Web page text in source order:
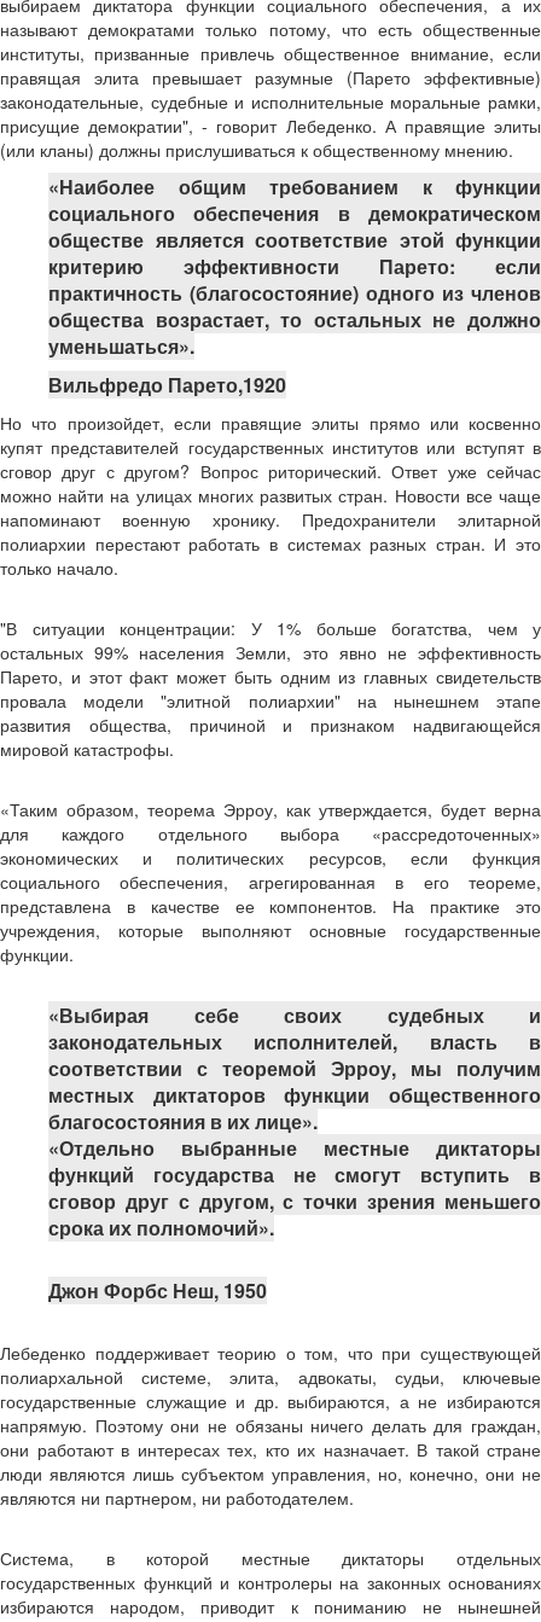
называют демократами только потому, что есть общественные
институты, призванные привлечь общественное внимание, если
правящая элита превышает разумные (Парето эффективные)
законодательные, судебные и исполнительные моральные рамки,
присущие демократии", - говорит Лебеденко. А правящие элиты
(или кланы) должны прислушиваться к общественному мнению.
«Наиболее общим требованием к функции
социального обеспечения в демократическом
обществе является соответствие этой функции
критерию эффективности Парето: если
практичность (благосостояние) одного из членов
общества возрастает, то остальных не должно
уменьшаться».
Вильфредо Парето,1920
Но что произойдет, если правящие элиты прямо или косвенно
купят представителей государственных институтов или вступят в
сговор друг с другом? Вопрос риторический. Ответ уже сейчас
можно найти на улицах многих развитых стран. Новости все чаще
напоминают военную хронику. Предохранители элитарной
полиархии перестают работать в системах разных стран. И это
только начало.
"В ситуации концентрации: У 1% больше богатства, чем у
остальных 99% населения Земли, это явно не эффективность
Парето, и этот факт может быть одним из главных свидетельств
провала модели "элитной полиархии" на нынешнем этапе
развития общества, причиной и признаком надвигающейся
мировой катастрофы.
«Таким образом, теорема Эрроу, как утверждается, будет верна
для каждого отдельного выбора «рассредоточенных»
экономических и политических ресурсов, если функция
социального обеспечения, агрегированная в его теореме,
представлена в качестве ее компонентов. На практике это
учреждения, которые выполняют основные государственные
функции.
«Выбирая себе своих судебных и
законодательных исполнителей, власть в
соответствии с теоремой Эрроу, мы получим
местных диктаторов функции общественного
благосостояния в их лице».
«Отдельно выбранные местные диктаторы
функций государства не смогут вступить в
сговор друг с другом, с точки зрения меньшего
срока их полномочий».
Джон Форбс Неш, 1950
Лебеденко поддерживает теорию о том, что при существующей
полиархальной системе, элита, адвокаты, судьи, ключевые
государственные служащие и др. выбираются, а не избираются
напрямую. Поэтому они не обязаны ничего делать для граждан,
они работают в интересах тех, кто их назначает. В такой стране
люди являются лишь субъектом управления, но, конечно, они не
являются ни партнером, ни работодателем.
Система, в которой местные диктаторы отдельных
государственных функций и контролеры на законных основаниях
избираются народом, приводит к пониманию не нынешней